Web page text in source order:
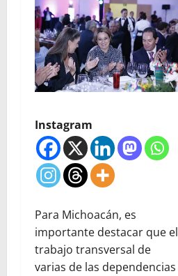
Instagram
Para Michoacán, es
importante destacar que el
trabajo transversal de
varias de las dependencias